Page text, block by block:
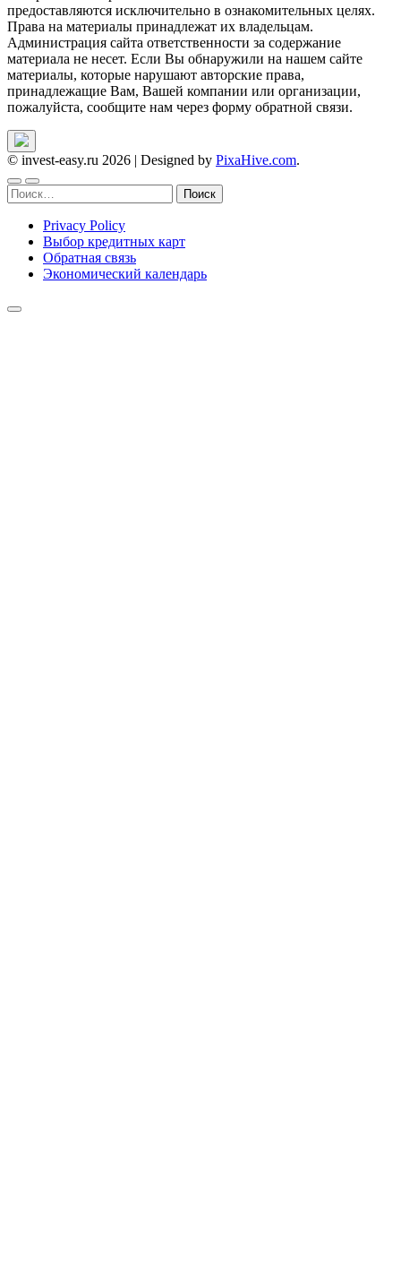
предоставляются исключительно в ознакомительных целях.
Права на материалы принадлежат их владельцам.
Администрация сайта ответственности за содержание
материала не несет. Если Вы обнаружили на нашем сайте
материалы, которые нарушают авторские права,
принадлежащие Вам, Вашей компании или организации,
пожалуйста, сообщите нам через форму обратной связи.
© invest-easy.ru 2026 | Designed by PixaHive.com.
Найти:
Privacy Policy
Выбор кредитных карт
Обратная связь
Экономический календарь